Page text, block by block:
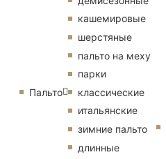
Пальто
кашемировые
шерстяные
пальто на меху
парки
классические
итальянские
зимние пальто
длинные